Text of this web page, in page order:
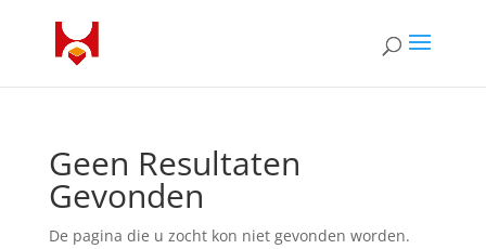
Geen Resultaten
Gevonden
De pagina die u zocht kon niet gevonden worden.